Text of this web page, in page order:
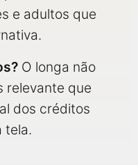
e adultos que
O longa não
relevante que
dos créditos
tela.